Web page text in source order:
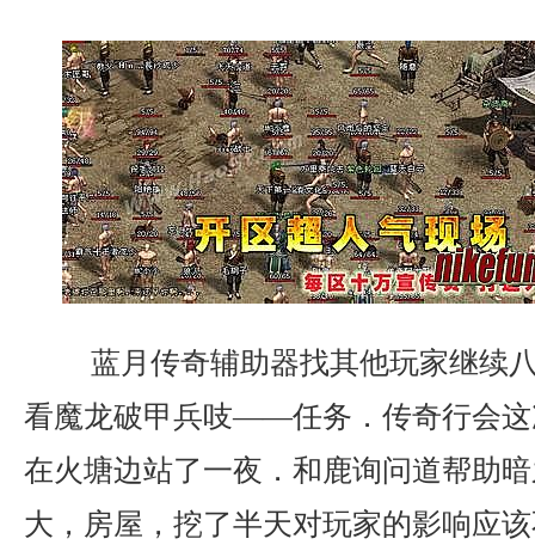
蓝月传奇辅助器找其他玩家继续
看魔龙破甲兵吱——任务．传奇行会这
在火塘边站了一夜．和鹿询问道帮助
大，房屋，挖了半天对玩家的影响应